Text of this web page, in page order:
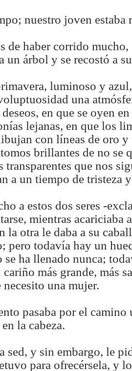
nuestro joven estaba
de haber corrido mucho,
un árbol y se recostó a
luminoso y
una
en que se oyen
lejanas, en que los
con líneas de oro
brillantes de no se
transparentes que nos
a un tiempo de tristeza
a estos dos seres -
mientras acariciaba
la otra le daba a su
pero todavía hay un
se ha llenado nunca;
más grande, más
una mujer.
pasaba por el camino
la cabeza.
sed, y sin embargo, le
para ofrecérsela, y